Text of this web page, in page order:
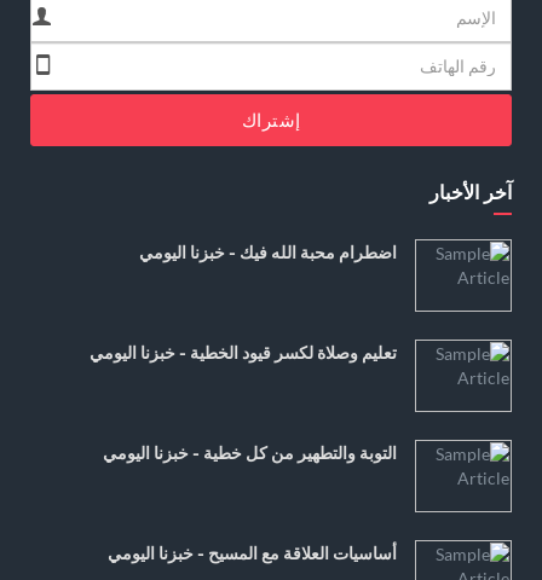
إشتراك
آخر الأخبار
اضطرام محبة الله فيك - خبزنا اليومي
تعليم وصلاة لكسر قيود الخطية - خبزنا اليومي
التوبة والتطهير من كل خطية - خبزنا اليومي
أساسيات العلاقة مع المسيح - خبزنا اليومي